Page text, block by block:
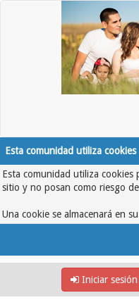
Esta comunidad utiliza cookies
Esta comunidad utiliza
sitio y no posan como riesgo
Una cookie se almacenará en
Iniciar sesión